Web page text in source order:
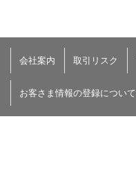
会社案内 取引リスク
お客さま情報の登録について